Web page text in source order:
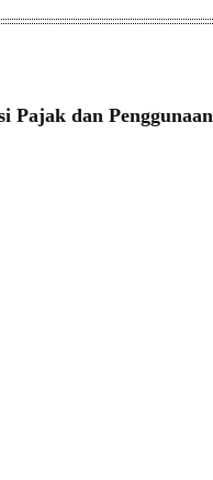
Pajak dan Penggunaan